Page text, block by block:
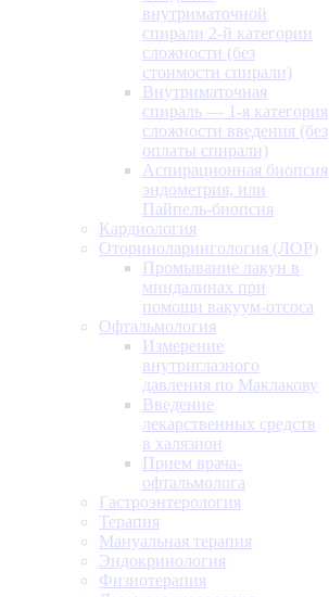
внутриматочной
спирали 2-й категории
сложности (без
стоимости спирали)
Внутриматочная
спираль — 1-я категория
сложности введения (без
оплаты спирали)
Аспирационная биопсия
эндометрия, или
Пайпель-биопсия
Кардиология
Оториноларингология (ЛОР)
Промывание лакун в
миндалинах при
помощи вакуум-отсоса
Офтальмология
Измерение
внутриглазного
давления по Маклакову
Введение
лекарственных средств
в халязион
Прием врача-
офтальмолога
Гастроэнтерология
Терапия
Мануальная терапия
Эндокринология
Физиотерапия